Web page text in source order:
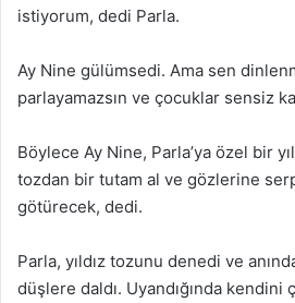
istiyorum, dedi Parla.
Ay Nine gülümsedi. Ama sen
parlayamazsın ve çocuklar sensiz
Böylece Ay Nine, Parla’ya özel bir
tozdan bir tutam al ve gözlerine
götürecek, dedi.
Parla, yıldız tozunu denedi ve
düşlere daldı. Uyandığında